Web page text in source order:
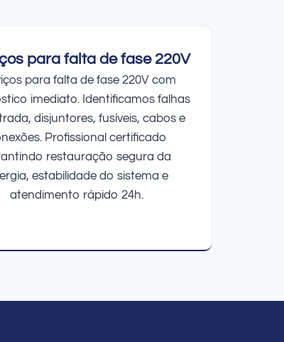
para falta de fase 220V
para falta de fase 220V com
imediato. Identificamos falhas
disjuntores, fusíveis, cabos e
Profissional certificado
restauração segura da
estabilidade do sistema e
atendimento rápido 24h.